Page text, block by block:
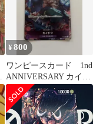
¥800
ワンピースカード 1nd
ANNIVERSARY カイド
ウ P-040 プロモ